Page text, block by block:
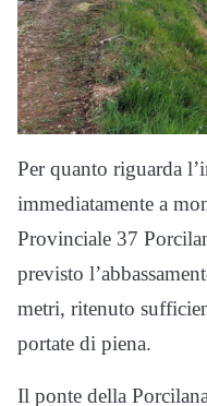
Per quanto riguarda
immediatamente a
Provinciale 37
previsto
metri, ritenuto
portate di piena.
Il ponte della